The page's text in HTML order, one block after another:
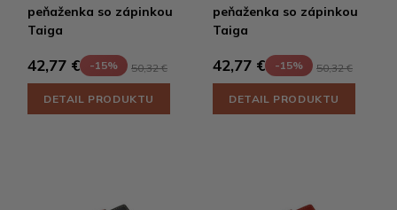
peňaženka so zápinkou
Taiga
42,77 € -15% 50,32 €
DETAIL PRODUKTU
peňaženka so zápinkou
Taiga
42,77 € -15% 50,32 €
DETAIL PRODUKTU